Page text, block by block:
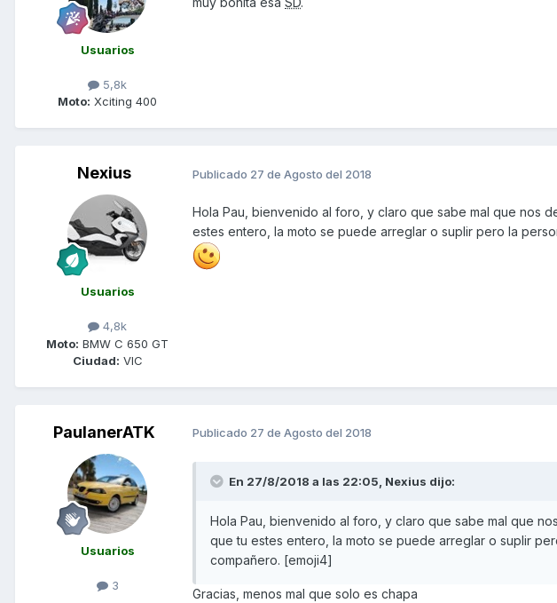
Usuarios
5,8k
Moto: Xciting 400
Nexius
Usuarios
4,8k
Moto: BMW C 650 GT
Ciudad: VIC
Publicado 27 de Agosto del 2018
Hola Pau, bienvenido al foro, y claro que sabe mal que nos
estes entero, la moto se puede arreglar o suplir pero la
PaulanerATK
Usuarios
3
Publicado 27 de Agosto del 2018
En 27/8/2018 a las 22:05, Nexius dijo:
Hola Pau, bienvenido al foro, y claro que sabe mal que
que tu estes entero, la moto se puede arreglar o suplir
compañero. [emoji4]
Gracias, menos mal que solo es chapa